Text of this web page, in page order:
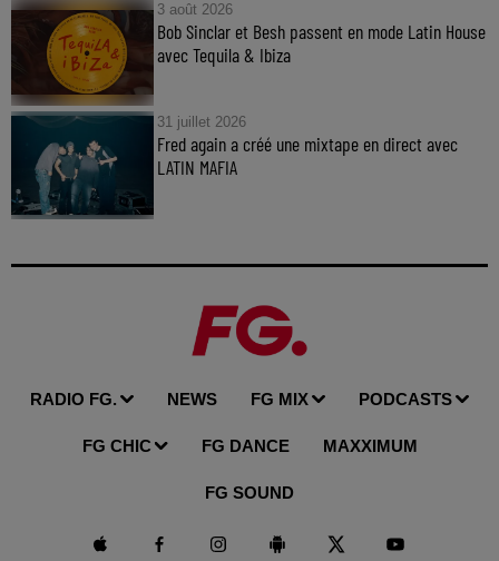
3 août 2026
Bob Sinclar et Besh passent en mode Latin House
avec Tequila & Ibiza
31 juillet 2026
Fred again a créé une mixtape en direct avec
LATIN MAFIA
RADIO FG. NEWS FG MIX PODCASTS
FG CHIC FG DANCE MAXXIMUM
FG SOUND